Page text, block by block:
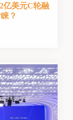
亿美元C轮融
？